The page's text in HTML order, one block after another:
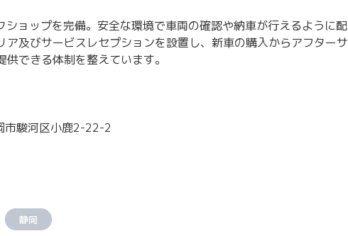
ショップを完備。安全な環境で車両の確認や納車が行えるように配
及びサービスレセプションを設置し、新車の購入からアフターサ
できる体制を整えています。
駿河区小鹿2-22-2
静岡